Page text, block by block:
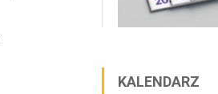
KALENDARZ